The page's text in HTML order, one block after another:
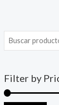
Filter by